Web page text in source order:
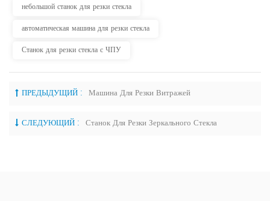
небольшой станок для резки стекла
автоматическая машина для резки стекла
Станок для резки стекла с ЧПУ
ПРЕДЫДУЩИЙ : Машина Для Резки Витражей
СЛЕДУЮЩИЙ : Станок Для Резки Зеркального Стекла